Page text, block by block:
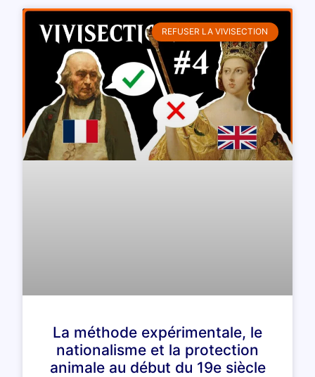
REFUSER LA VIVISECTION
La méthode expérimentale, le
nationalisme et la protection
animale au début du 19e siècle